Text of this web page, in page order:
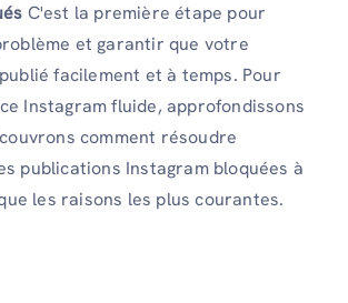
C'est la première étape pour
et garantir que votre
facilement et à temps. Pour
Instagram fluide, approfondissons
comment résoudre
publications Instagram bloquées à
les raisons les plus courantes.